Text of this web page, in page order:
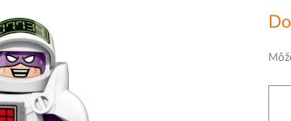
cena: